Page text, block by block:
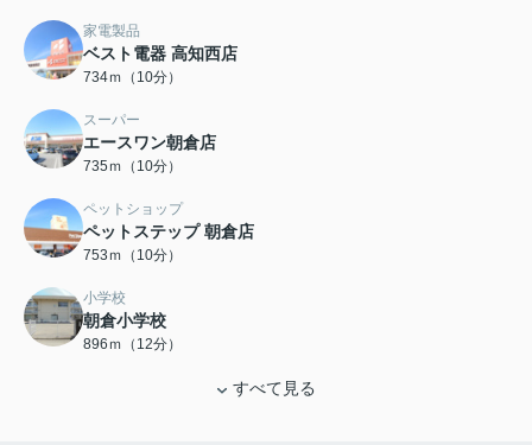
家電製品
ベスト電器 高知西店
734ｍ（10分）
スーパー
エースワン朝倉店
735ｍ（10分）
ペットショップ
ペットステップ 朝倉店
753ｍ（10分）
小学校
朝倉小学校
896ｍ（12分）
すべて見る